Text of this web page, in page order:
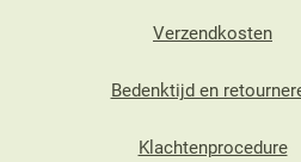
Verzendkosten
Bedenktijd en
Klachtenprocedure